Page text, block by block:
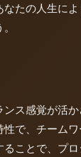
たの人生に
ス感覚が活
で、チーム
ことで、プロ